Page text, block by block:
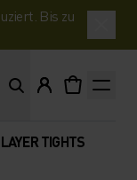
Bis zu
TIGHTS